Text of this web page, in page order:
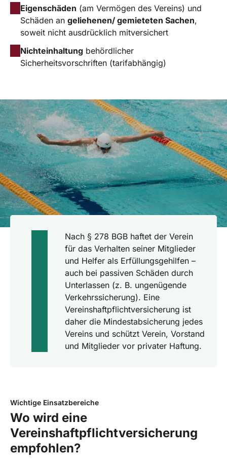
Eigenschäden (am Vermögen des Vereins) und
Schäden an geliehenen/ gemieteten Sachen,
soweit nicht ausdrücklich mitversichert
Nichteinhaltung behördlicher
Sicherheitsvorschriften (tarifabhängig)
Nach § 278 BGB haftet der Verein
für das Verhalten seiner Mitglieder
und Helfer als Erfüllungsgehilfen –
auch bei passiven Schäden durch
Unterlassen (z. B. ungenügende
Verkehrssicherung). Eine
Vereinshaftpflichtversicherung ist
daher die Mindestabsicherung jedes
Vereins und schützt Verein, Vorstand
und Mitglieder vor privater Haftung.
Wichtige Einsatzbereiche
Wo wird eine
Vereinshaftpflichtversicherung
empfohlen?